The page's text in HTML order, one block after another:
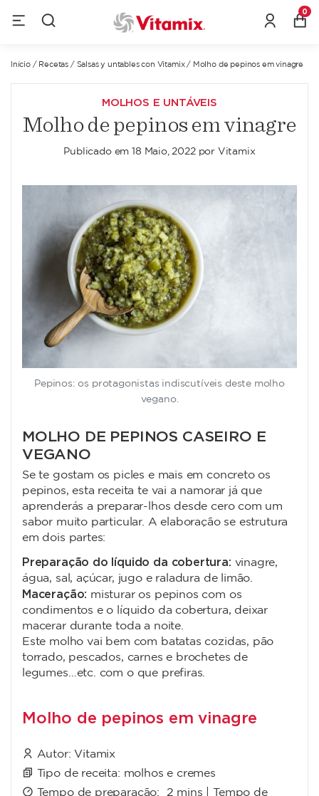
0
Início/ Recetas / Salsas y untables con Vitamix/ Molho de pepinos em vinagre
MOLHOS E UNTÁVEIS
Molho de pepinos em vinagre
Publicado em18 Maio, 2022por Vitamix
Pepinos: os protagonistas indiscutíveis deste molho
vegano.
MOLHO DE PEPINOS CASEIRO E
VEGANO
Se te gostam os picles e mais em concreto os
pepinos, esta receita te vai a namorar já que
aprenderás a preparar-lhos desde cero com um
sabor muito particular. A elaboração se estrutura
em dois partes:
Preparação do líquido da cobertura: vinagre,
água, sal, açúcar, jugo e raladura de limão.
Maceração: misturar os pepinos com os
condimentos e o líquido da cobertura, deixar
macerar durante toda a noite.
Este molho vai bem com batatas cozidas, pão
torrado, pescados, carnes e brochetes de
legumes…etc. com o que prefiras.
Molho de pepinos em vinagre
Autor: Vitamix
Tipo de receita: molhos e cremes
Tempo de preparação: 2 mins | Tempo de